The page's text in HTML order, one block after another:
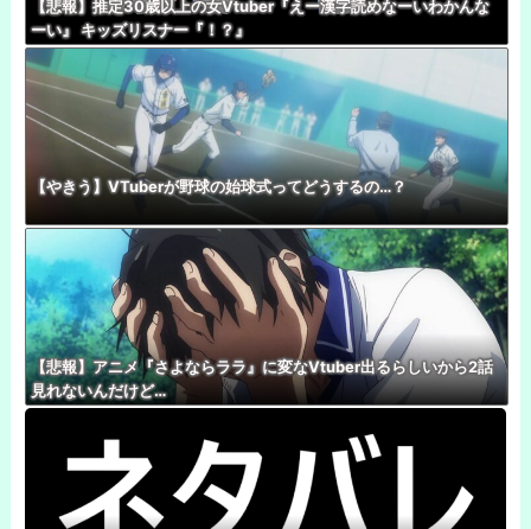
【悲報】推定30歳以上の女Vtuber『えー漢字読めなーいわかんな
ーい』 キッズリスナー『！？』
【やきう】VTuberが野球の始球式ってどうするの…？
【悲報】アニメ『さよならララ』に変なVtuber出るらしいから2話
見れないんだけど…